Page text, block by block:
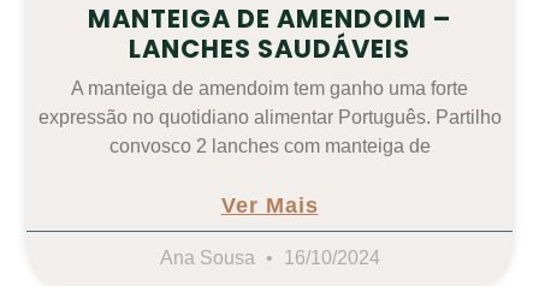
MANTEIGA DE AMENDOIM –
LANCHES SAUDÁVEIS
A manteiga de amendoim tem ganho uma forte
expressão no quotidiano alimentar Português. Partilho
convosco 2 lanches com manteiga de
Ver Mais
Ana Sousa 16/10/2024